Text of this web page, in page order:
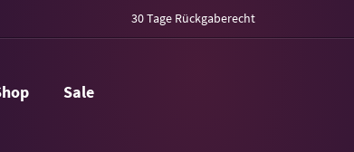
30 Tage Rückgaberecht
Shop Sale